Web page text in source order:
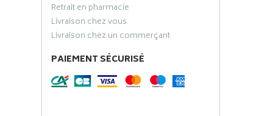
Retrait en pharmacie
Livraison chez vous
Livraison chez un commerçant
PAIEMENT SÉCURISÉ